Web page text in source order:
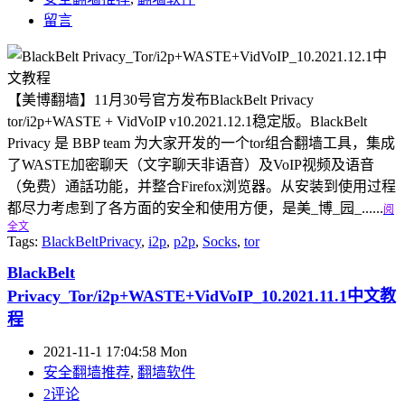
留言
【美博翻墙】11月30号官方发布BlackBelt Privacy
tor/i2p+WASTE + VidVoIP v10.2021.12.1稳定版。BlackBelt
Privacy 是 BBP team 为大家开发的一个tor组合翻墙工具，集成
了WASTE加密聊天（文字聊天非语音）及VoIP视频及语音
（免费）通話功能，并整合Firefox浏览器。从安装到使用过程
都尽力考虑到了各方面的安全和使用方便，是美_博_园_......阅
全文
Tags: BlackBeltPrivacy, i2p, p2p, Socks, tor
BlackBelt
Privacy_Tor/i2p+WASTE+VidVoIP_10.2021.11.1中文教
程
2021-11-1 17:04:58 Mon
安全翻墙推荐, 翻墙软件
2评论